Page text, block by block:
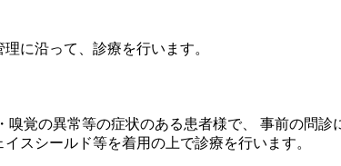
に沿って、診療を行います。
覚の異常等の症状のある患者様で、 事前の問
スシールド等を着用の上で診療を行います。